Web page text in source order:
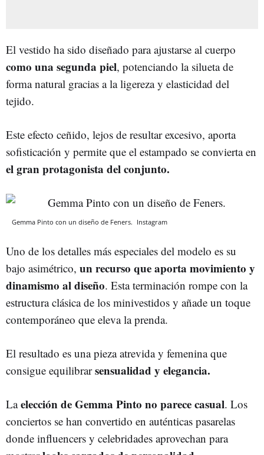
El vestido ha sido diseñado para ajustarse al cuerpo
como una segunda piel, potenciando la silueta de
forma natural gracias a la ligereza y elasticidad del
tejido.
Este efecto ceñido, lejos de resultar excesivo, aporta
sofisticación y permite que el estampado se convierta en
el gran protagonista del conjunto.
Gemma Pinto con un diseño de Feners. Instagram
Uno de los detalles más especiales del modelo es su
bajo asimétrico, un recurso que aporta movimiento y
dinamismo al diseño. Esta terminación rompe con la
estructura clásica de los minivestidos y añade un toque
contemporáneo que eleva la prenda.
El resultado es una pieza atrevida y femenina que
consigue equilibrarsensualidad y elegancia.
Laelección de Gemma Pinto no parece casual. Los
conciertos se han convertido en auténticas pasarelas
donde influencers y celebridades aprovechan para